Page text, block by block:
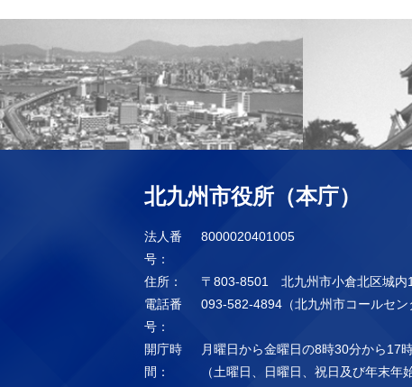
北九州市役所（本庁）
法人番
号：
8000020401005
住所：
〒803-8501 北九州市小倉北区城内
電話番
号：
093-582-4894（北九州市コールセン
開庁時
間：
月曜日から金曜日の8時30分から17
（土曜日、日曜日、祝日及び年末年